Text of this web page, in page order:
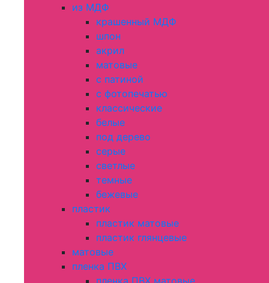
из МДФ
крашенный МДФ
шпон
акрил
матовые
с патиной
с фотопечатью
классические
белые
под дерево
серые
светлые
темные
бежевые
пластик
пластик матовые
пластик глянцевые
матовые
пленка ПВХ
пленка ПВХ матовые